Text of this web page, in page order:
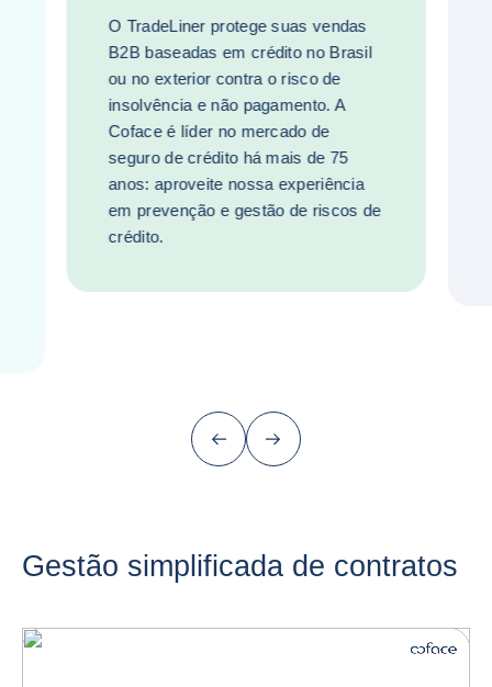
O TradeLiner protege suas vendas
B2B baseadas em crédito no Brasil
ou no exterior contra o risco de
insolvência e não pagamento. A
Coface é líder no mercado de
seguro de crédito há mais de 75
anos: aproveite nossa experiência
em prevenção e gestão de riscos de
crédito.
Anterior (voltar ao último item)
Próximo
Gestão simplificada de contratos